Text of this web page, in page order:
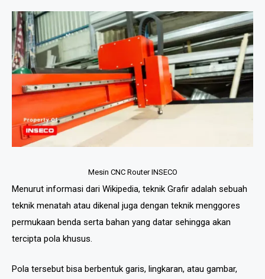
Mesin CNC Router INSECO
Menurut informasi dari Wikipedia, teknik Grafir adalah sebuah
teknik menatah atau dikenal juga dengan teknik menggores
permukaan benda serta bahan yang datar sehingga akan
tercipta pola khusus.
Pola tersebut bisa berbentuk garis, lingkaran, atau gambar,